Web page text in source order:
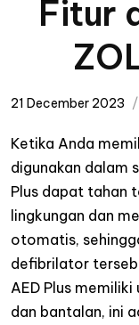
Fitur
21 December 2023
Ketika Anda
digunakan dalam
Plus dapat tahan
lingkungan dan
otomatis,
defibrilator
AED Plus
dan bantalan, ini